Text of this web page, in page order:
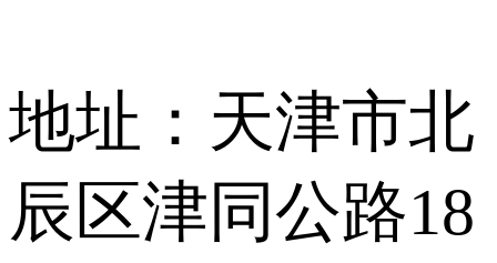
地址：天津市北
辰区津同公路18